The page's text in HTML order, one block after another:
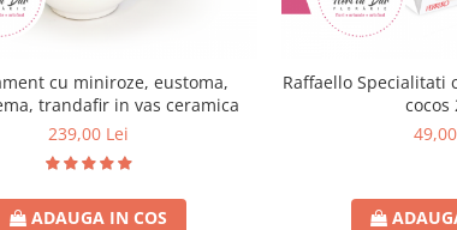
cu miniroze, eustoma,
trandafir in vas ceramica
239,00 Lei
ADAUGA IN COS
Raffaello Specialitati
cocos